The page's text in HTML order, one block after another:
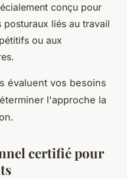
conçu pour
liés au travail
ou aux
évaluent vos besoins
l'approche la
certifié pour